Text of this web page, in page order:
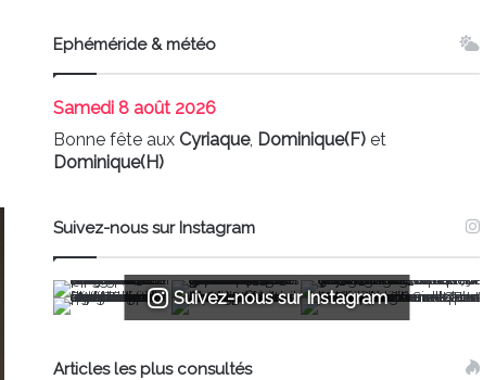
Ephéméride & météo
Samedi 8 août 2026
Bonne fête auxCyriaque, Dominique(F) et
Dominique(H)
Suivez-nous sur Instagram
Suivez-nous sur Instagram
Articles les plus consultés